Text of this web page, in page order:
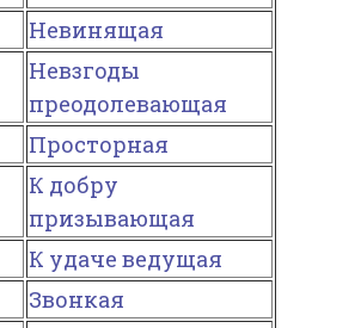
Невинящая
Невзгоды
преодолевающая
Просторная
К добру
призывающая
К удаче ведущая
Звонкая